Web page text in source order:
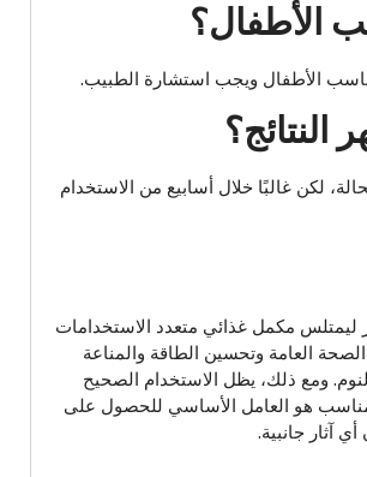
الأطفال؟
تناسب الأطفال ويجب استشارة الطبيب.
النتائج؟
لكن غالبًا خلال أسابيع من الاستخدام
ليمتلس مكمل غذائي متعدد الاستخدامات
العامة وتحسين الطاقة والمناعة
ومع ذلك، يظل الاستخدام الصحيح
هو العامل الأساسي للحصول على
آثار جانبية.